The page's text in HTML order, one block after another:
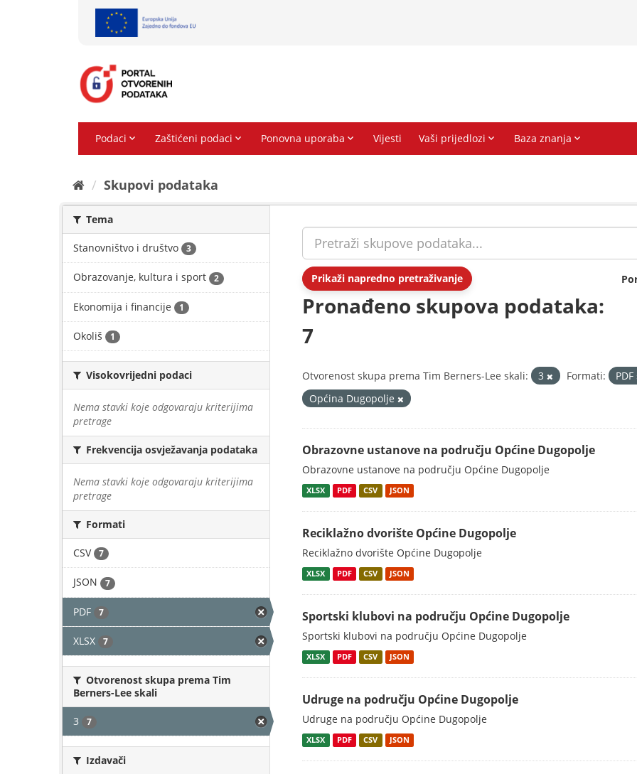
Skupovi podаtаkа
Tema
Stanovništvo i društvo 3
Obrazovanje, kultura i sport 2
Ekonomija i financije 1
Okoliš 1
Visokovrijedni podaci
Nema stavki koje odgovaraju kriterijima
pretrage
Frekvencija osvježavanja podataka
Nema stavki koje odgovaraju kriterijima
pretrage
Formati
CSV 7
JSON 7
PDF 7
XLSX 7
Otvorenost skupa prema Tim
Berners-Lee skali
3 7
Izdavači
Prikaži napredno pretraživanje
Pronađeno skupova podataka:
7
Otvorenost skupa prema Tim Berners-Lee skali: 3 Formati: PDF
Općina Dugopolje
Obrazovne ustanove na području Općine Dugopolje
Obrazovne ustanove na području Općine Dugopolje
XLSX PDF CSV JSON
Reciklažno dvorište Općine Dugopolje
Reciklažno dvorište Općine Dugopolje
XLSX PDF CSV JSON
Sportski klubovi na području Općine Dugopolje
Sportski klubovi na području Općine Dugopolje
XLSX PDF CSV JSON
Udruge na području Općine Dugopolje
Udruge na području Općine Dugopolje
XLSX PDF CSV JSON